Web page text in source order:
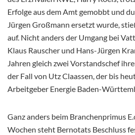
Erfolge aus dem Amt gemobbt und
Jürgen Großmann ersetzt wurde,
auf. Nicht anders der Umgang bei
Klaus Rauscher und Hans-Jürgen
Jahren gleich zwei Vorstandschef
der Fall von Utz Claassen, der bis
Arbeitgeber Energie Baden-
Ganz anders beim Branchenprimus
Wochen steht Bernotats Beschluss